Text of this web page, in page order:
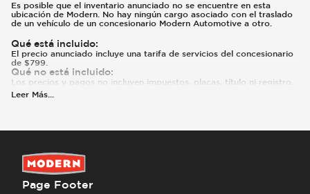
Es posible que el inventario anunciado no se encuentre en esta
ubicación de Modern. No hay ningún cargo asociado con el traslado
de un vehículo de un concesionario Modern Automotive a otro.
Qué está incluido:
El precio anunciado incluye una tarifa de servicios del concesionario
de $799.
Qué no está incluido:
Los precios y pagos no incluyen impuestos, placas, título ni registro.
Leer Más
Page Footer